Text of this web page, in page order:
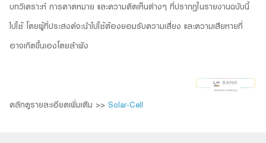
บทวิเคราะห์ การคาดหมาย และความคิดเห็นต่างๆ ที่ปรากฏในรายงานฉบับนี้
ไปใช้ โดยผู้ที่ประสงค์จะนำไปใช้ต้องยอมรับความเสี่ยง และความเสียหายที่
อาจเกิดขึ้นเองโดยลำพัง
คลิกดูรายละเอียดเพิ่มเติม >> Solar-Cell